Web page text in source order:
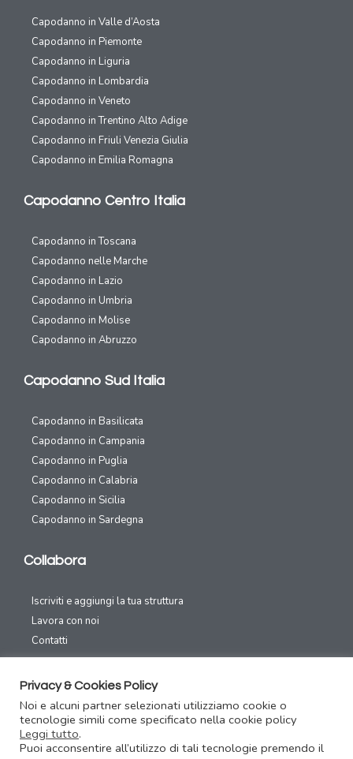
Capodanno in Valle d’Aosta
Capodanno in Piemonte
Capodanno in Liguria
Capodanno in Lombardia
Capodanno in Veneto
Capodanno in Trentino Alto Adige
Capodanno in Friuli Venezia Giulia
Capodanno in Emilia Romagna
Capodanno Centro Italia
Capodanno in Toscana
Capodanno nelle Marche
Capodanno in Lazio
Capodanno in Umbria
Capodanno in Molise
Capodanno in Abruzzo
Capodanno Sud Italia
Capodanno in Basilicata
Capodanno in Campania
Capodanno in Puglia
Capodanno in Calabria
Capodanno in Sicilia
Capodanno in Sardegna
Collabora
Iscriviti e aggiungi la tua struttura
Lavora con noi
Contatti
Canali Social
Privacy & Cookies Policy
Noi e alcuni partner selezionati utilizziamo cookie o
tecnologie simili come specificato nella cookie policy
Leggi tutto.
Puoi acconsentire all’utilizzo di tali tecnologie premendo il